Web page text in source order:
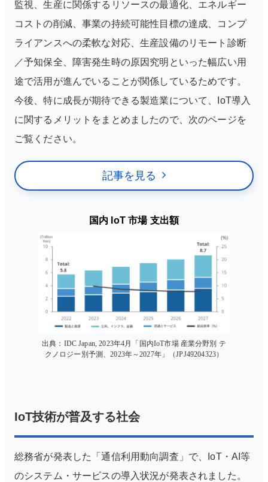
監視、生産に関係するリソースの最適化、エネルギー
コストの削減、事業の持続可能性目標の達成、コンプ
ライアンスへの柔軟な対応、生産設備のリモート診断
／予知保全、障害発生時の原因究明といった幅広い用
途で活用が進んでいることが関係しているためです。
今後、特に成長が期待できる製造業について、IoT導入
に関するメリットをまとめましたので、次のページを
ご覧ください。
記事を見る
国内 IoT 市場 支出額
出典：IDC Japan, 2023年4月「国内IoT市場 産業分野別 テ
クノロジー別予測、2023年～2027年」（JPJ49204323）
IoT技術が普及する社会
総務省が発表した「通信利用動向調査」で、IoT・AI等
のシステム・サービスの導入状況が発表されました。